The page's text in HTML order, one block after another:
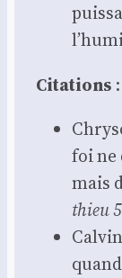
Cita­tions :
foi ne
mais
thieu